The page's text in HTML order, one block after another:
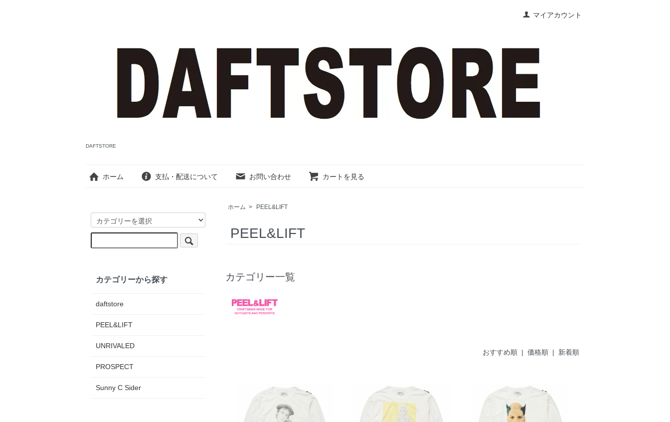
マイアカウント
DAFTSTORE
ホーム 支払・配送について お問い合わせ カートを見る
ホーム > PEEL&LIFT
PEEL&LIFT
カテゴリー一覧
おすすめ順 | 価格順 | 新着順
カテゴリーから探す
daftstore
PEEL&LIFT
UNRIVALED
PROSPECT
Sunny C Sider